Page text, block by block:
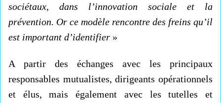
sociétaux, dans l’innovation sociale et la
prévention. Or ce modèle rencontre des freins qu’il
est important d’identifier »
A partir des échanges avec les principaux
responsables mutualistes, dirigeants opérationnels
et élus, mais également avec les tutelles et